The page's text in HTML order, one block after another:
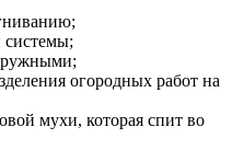
системы;
огородных работ на
мухи, которая спит во